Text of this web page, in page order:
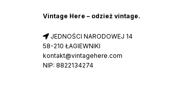
Vintage Here – odzież vintage.
JEDNOŚCI NARODOWEJ 14
58-210 ŁAGIEWNIKI
kontakt@vintagehere.com
NIP: 8822134274